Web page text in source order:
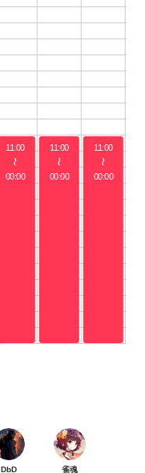
11:00
〜
00:00
11:00
〜
00:00
11:00
〜
00:00
DbD 雀魂